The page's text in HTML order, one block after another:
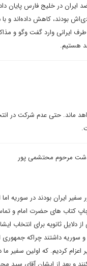
ایران در خلیج فارس پایان
بودند، کاهش داده‌‌اند و
ایرانی وارد گفت وگو و
هستیم.
ماند. حتی عدم شرکت در
مرحوم محتشمی پور
ایران بودند در سوریه
کتاب های حضرت امام و
ثانویه برای انتخاب
داشتند چراکه جمهوری
کردیم. که اولین سفیر